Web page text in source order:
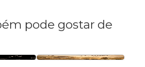
pode gostar de